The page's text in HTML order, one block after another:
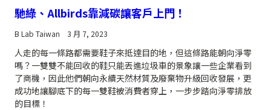
馳綠、Allbirds靠減碳讓客戶上門！
B Lab Taiwan 3 月 7, 2023
人走的每一條路都需要鞋子來抵達目的地，但這條路能朝向淨零
嗎？一雙雙不能回收的鞋只能丟進垃圾車的景象讓一些企業看到
了商機，因此他們朝向永續天然材質及廢棄物升級回收發展，更
成功地讓腳底下的每一雙鞋被消費者穿上，一步步踏向淨零排放
的目標！